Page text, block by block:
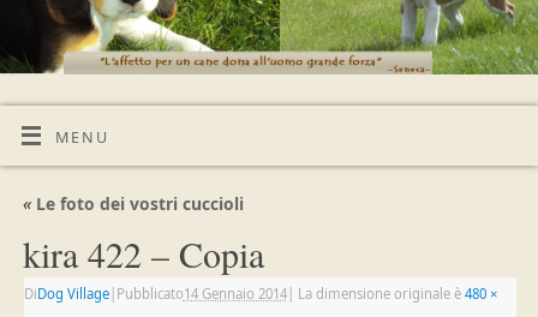
MENU
«Le foto dei vostri cuccioli
kira 422 – Copia
DiDog Village| Pubblicato14 Gennaio 2014| La dimensione originale è 480 ×